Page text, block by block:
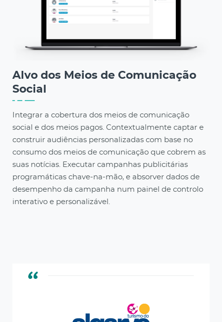
Alvo dos Meios de Comunicação
Social
Integrar a cobertura dos meios de comunicação
social e dos meios pagos. Contextualmente captar e
construir audiências personalizadas com base no
consumo dos meios de comunicação que cobrem as
suas notícias. Executar campanhas publicitárias
programáticas chave-na-mão, e absorver dados de
desempenho da campanha num painel de controlo
interativo e personalizável.